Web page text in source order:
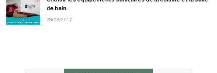
de bain
28/08/2017